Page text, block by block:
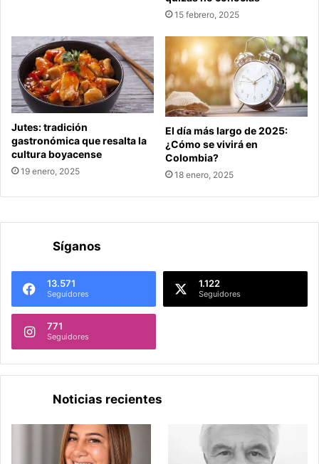
15 febrero, 2025
Jutes: tradición
gastronómica que resalta la
cultura boyacense
19 enero, 2025
El día más largo de 2025:
¿Cómo se vivirá en
Colombia?
18 enero, 2025
Síganos
13.571
Seguidores
1.122
Seguidores
771
Seguidores
Noticias recientes